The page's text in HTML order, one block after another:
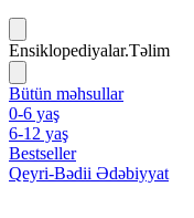
Ensiklopediyalar.Təlim
Bütün məhsullar
0-6 yaş
6-12 yaş
Bestseller
Qeyri-Bədii Ədəbiyyat